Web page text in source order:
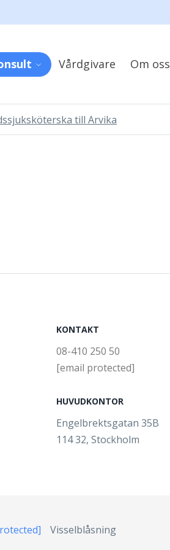
Vårdgivare Om oss
till Arvika
KONTAKT
08-410 250 50
[email protected]
HUVUDKONTOR
Engelbrektsgatan 35B
114 32, Stockholm
Visselblåsning